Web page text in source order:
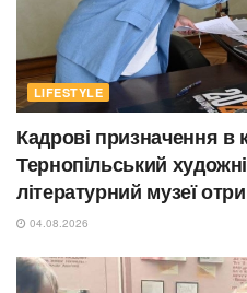
LIFESTYLE
Кадрові призначення в
Тернопільський
літературний музеї
04.08.2026